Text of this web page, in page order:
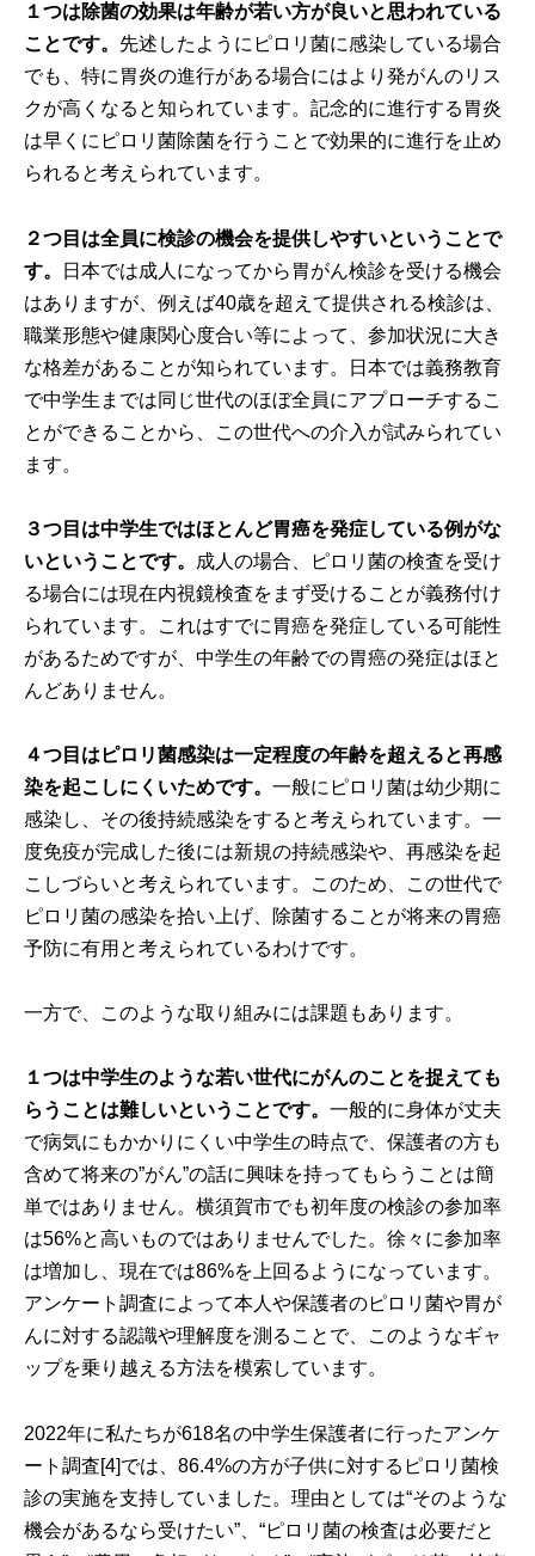
１つは除菌の効果は年齢が若い方が良いと思われている
ことです。 先述したようにピロリ菌に感染している場合
でも、特に胃炎の進行がある場合にはより発がんのリス
クが高くなると知られています。記念的に進行する胃炎
は早くにピロリ菌除菌を行うことで効果的に進行を止め
られると考えられています。
２つ目は全員に検診の機会を提供しやすいということで
す。
日本では成人になってから胃がん検診を受ける機会
はありますが、例えば40歳を超えて提供される検診は、
職業形態や健康関心度合い等によって、参加状況に大き
な格差があることが知られています。日本では義務教育
で中学生までは同じ世代のほぼ全員にアプローチするこ
とができることから、この世代への介入が試みられてい
ます。
３つ目は中学生ではほとんど胃癌を発症している例がな
いということです。
成人の場合、ピロリ菌の検査を受け
る場合には現在内視鏡検査をまず受けることが義務付け
られています。これはすでに胃癌を発症している可能性
があるためですが、中学生の年齢での胃癌の発症はほと
んどありません。
４つ目はピロリ菌感染は一定程度の年齢を超えると再感
染を起こしにくいためです。一般にピロリ菌は幼少期に
感染し、その後持続感染をすると考えられています。一
度免疫が完成した後には新規の持続感染や、再感染を起
こしづらいと考えられています。このため、この世代で
ピロリ菌の感染を拾い上げ、除菌することが将来の胃癌
予防に有用と考えられているわけです。
一方で、このような取り組みには課題もあります。
１つは中学生のような若い世代にがんのことを捉えても
らうことは難しいということです。一般的に身体が丈夫
で病気にもかかりにくい中学生の時点で、保護者の方も
含めて将来の”がん”の話に興味を持ってもらうことは簡
単ではありません。横須賀市でも初年度の検診の参加率
は56%と高いものではありませんでした。徐々に参加率
は増加し、現在では86%を上回るようになっています。
アンケート調査によって本人や保護者のピロリ菌や胃が
んに対する認識や理解度を測ることで、このようなギャ
ップを乗り越える方法を模索しています。
2022年に私たちが618名の中学生保護者に行ったアンケ
ート調査[4]では、86.4%の方が子供に対するピロリ菌検
診の実施を支持していました。理由としては“そのような
機会があるなら受けたい”、“ピロリ菌の検査は必要だと